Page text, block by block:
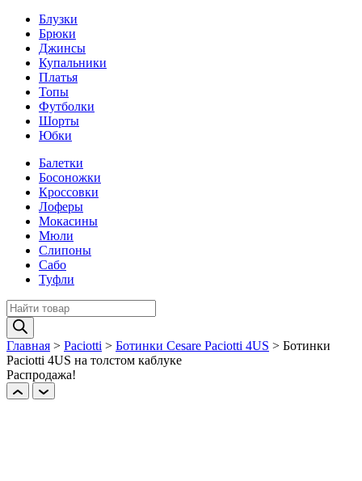
Блузки
Брюки
Джинсы
Купальники
Платья
Топы
Футболки
Шорты
Юбки
Балетки
Босоножки
Кроссовки
Лоферы
Мокасины
Мюли
Слипоны
Сабо
Туфли
Поиск
товаров
Главная > Paciotti > Ботинки Cesare Paciotti 4US > Ботинки
Paciotti 4US на толстом каблуке
Распродажа!